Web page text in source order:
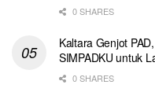
0 SHARES
Kaltara Genjot
SIMPADKU untuk
0 SHARES